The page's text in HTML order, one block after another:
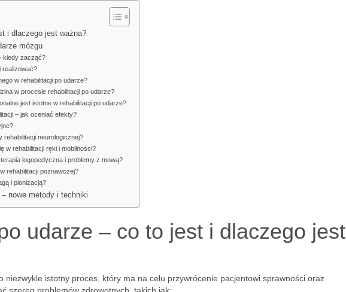
i dlaczego jest ważna?
mózgu
kiedy zacząć?
realizować?
w rehabilitacji po udarze?
w procesie rehabilitacji po udarze?
jest istotne w rehabilitacji po udarze?
– jak oceniać efekty?
rehabilitacji neurologicznej?
w rehabilitacji ręki i mobilności?
logopedyczna i problemy z mową?
rehabilitacji poznawczej?
i pionizacją?
nowe metody i techniki
udarze – co to jest i dlaczego jest
niezwykle istotny proces, który ma na celu przywrócenie pacjentowi sprawności oraz